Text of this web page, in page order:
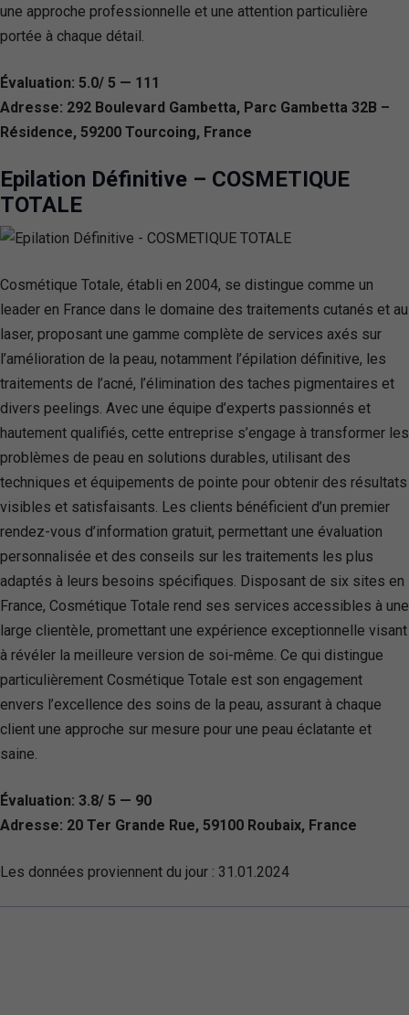
une approche professionnelle et une attention particulière
portée à chaque détail.
Évaluation: 5.0/ 5 — 111
Adresse: 292 Boulevard Gambetta, Parc Gambetta 32B –
Résidence, 59200 Tourcoing, France
Epilation Définitive – COSMETIQUE
TOTALE
Cosmétique Totale, établi en 2004, se distingue comme un
leader en France dans le domaine des traitements cutanés et au
laser, proposant une gamme complète de services axés sur
l’amélioration de la peau, notamment l’épilation définitive, les
traitements de l’acné, l’élimination des taches pigmentaires et
divers peelings. Avec une équipe d’experts passionnés et
hautement qualifiés, cette entreprise s’engage à transformer les
problèmes de peau en solutions durables, utilisant des
techniques et équipements de pointe pour obtenir des résultats
visibles et satisfaisants. Les clients bénéficient d’un premier
rendez-vous d’information gratuit, permettant une évaluation
personnalisée et des conseils sur les traitements les plus
adaptés à leurs besoins spécifiques. Disposant de six sites en
France, Cosmétique Totale rend ses services accessibles à une
large clientèle, promettant une expérience exceptionnelle visant
à révéler la meilleure version de soi-même. Ce qui distingue
particulièrement Cosmétique Totale est son engagement
envers l’excellence des soins de la peau, assurant à chaque
client une approche sur mesure pour une peau éclatante et
saine.
Évaluation: 3.8/ 5 — 90
Adresse: 20 Ter Grande Rue, 59100 Roubaix, France
Les données proviennent du jour : 31.01.2024